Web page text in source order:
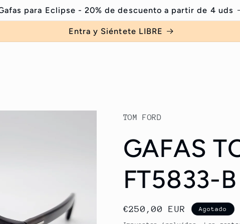
para Eclipse - 20% de descuento a partir de 4 uds
Entra y Siéntete LIBRE
TOM FORD
GAFAS
FT5833-
Precio
€250,00 EUR Agotado